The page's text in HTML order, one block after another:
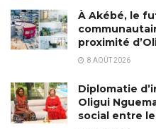
À Akébé, le
proximité
8 AOÛT 2026
Diplomatie
Oligui
social entre